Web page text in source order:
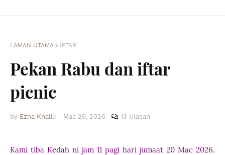
LAMAN UTAMA IFTAR
Pekan Rabu dan iftar
picnic
by Ezna Khalili - Mac 26, 2026 13 Ulasan
Kami tiba Kedah ni jam 11 pagi hari jumaat 20 Mac 2026.